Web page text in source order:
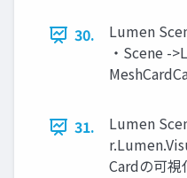
30.
Lumen
・Scene -
31.
Lumen
Cardの可視